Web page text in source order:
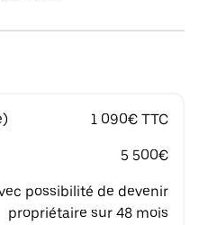
1 090€ TTC
5 500€
possibilité de devenir
propriétaire sur 48 mois